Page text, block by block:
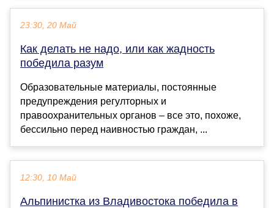
23:30, 20 Май
Как делать не надо, или как жадность
победила разум
Образовательные материалы, постоянные
предупреждения регулторных и
правоохранительных органов – все это, похоже,
бессильно перед наивностью граждан, ...
12:30, 10 Май
Альпинистка из Владивостока победила в